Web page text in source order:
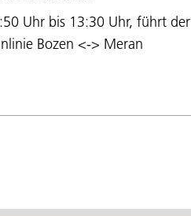
Uhr bis 13:30 Uhr, führt der
Bozen <-> Meran